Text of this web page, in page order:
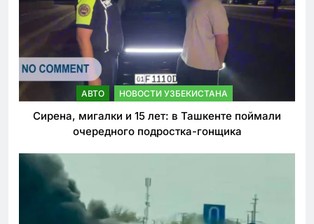
АВТО НОВОСТИ УЗБЕКИСТАНА
Сирена, мигалки и 15 лет: в Ташкенте поймали
очередного подростка-гонщика